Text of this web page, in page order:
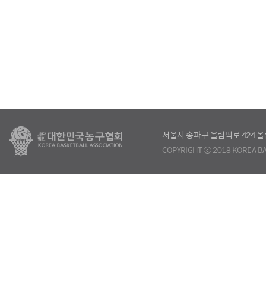
서울시 송파구 올림픽로 424
COPYRIGHT ⓒ 2018 KOREA